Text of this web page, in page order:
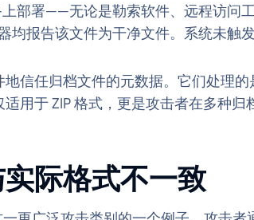
部署——无论是勒索软件、远程访问
报告该文件为干净文件。系统未触发
信任归档文件的元数据。它们处理
用于 ZIP 格式，更是攻击者在多种归
际格式不一致